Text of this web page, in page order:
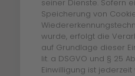
seiner Dienste. Sofern
Speicherung von
wurde, erfolgt die
auf Grundlage dieser
lit. a DSGVO und § 25
Einwilligung ist